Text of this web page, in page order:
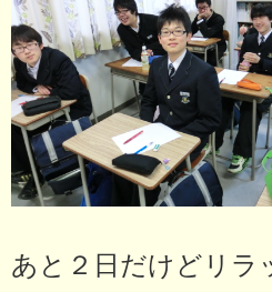
あと２日だけどリラ